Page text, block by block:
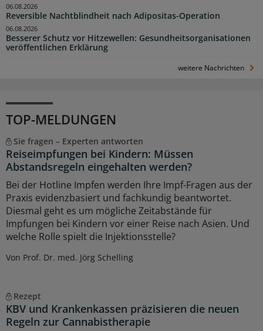
Reversible Nachtblindheit nach Adipositas-Operation
06.08.2026
Besserer Schutz vor Hitzewellen: Gesundheitsorganisationen
veröffentlichen Erklärung
06.08.2026
weitere Nachrichten
TOP-MELDUNGEN
Sie fragen – Experten antworten
Reiseimpfungen bei Kindern: Müssen
Abstandsregeln eingehalten werden?
Bei der Hotline Impfen werden Ihre Impf-Fragen aus der
Praxis evidenzbasiert und fachkundig beantwortet.
Diesmal geht es um mögliche Zeitabstände für
Impfungen bei Kindern vor einer Reise nach Asien. Und
welche Rolle spielt die Injektionsstelle?
Von Prof. Dr. med. Jörg Schelling
Rezept
KBV und Krankenkassen präzisieren die neuen
Regeln zur Cannabistherapie